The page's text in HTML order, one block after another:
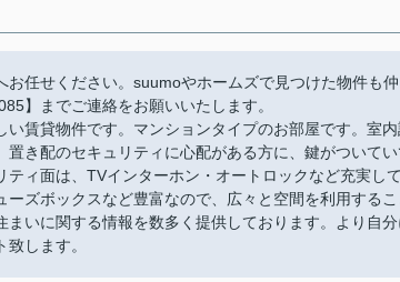
お任せください。suumoやホームズで見つけた物件も仲
】までご連絡をお願いいたします。
賃貸物件です。マンションタイプのお部屋です。室内
き配のセキュリティに心配がある方に、鍵がついてい
ィ面は、TVインターホン・オートロックなど充実して
ズボックスなど豊富なので、広々と空間を利用するこ
いに関する情報を数多く提供しております。より自分
します。